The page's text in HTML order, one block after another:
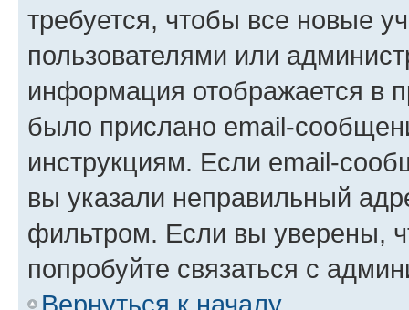
требуется, чтобы все новые
пользователями или
информация отображается в
было прислано email-
инструкциям. Если email-
вы указали неправильный
фильтром. Если вы уверены,
попробуйте связаться с
Вернуться к началу